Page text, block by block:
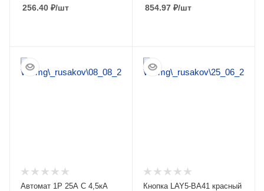
256.40 ₽/шт 854.97 ₽/шт
Автомат 1Р 25А C 4,5кА
Кнопка LAY5-BA41 красный